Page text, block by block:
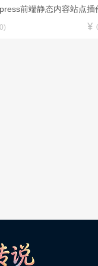
前端静态内容站点插
